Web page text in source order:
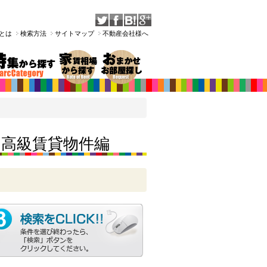
は 検索方法 サイトマップ 不動産会社様へ
級賃貸物件編